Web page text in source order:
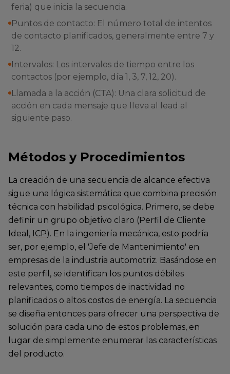
feria) que inicia la secuencia.
Puntos de contacto: El número total de intentos
de contacto planificados, generalmente entre 7 y
12.
Intervalos: Los intervalos de tiempo entre los
contactos (por ejemplo, día 1, 3, 7, 12, 20).
Llamada a la acción (CTA): Una clara solicitud de
acción en cada mensaje que lleva al lead al
siguiente paso.
Métodos y Procedimientos
La creación de una secuencia de alcance efectiva
sigue una lógica sistemática que combina precisión
técnica con habilidad psicológica. Primero, se debe
definir un grupo objetivo claro (Perfil de Cliente
Ideal, ICP). En la ingeniería mecánica, esto podría
ser, por ejemplo, el 'Jefe de Mantenimiento' en
empresas de la industria automotriz. Basándose en
este perfil, se identifican los puntos débiles
relevantes, como tiempos de inactividad no
planificados o altos costos de energía. La secuencia
se diseña entonces para ofrecer una perspectiva de
solución para cada uno de estos problemas, en
lugar de simplemente enumerar las características
del producto.